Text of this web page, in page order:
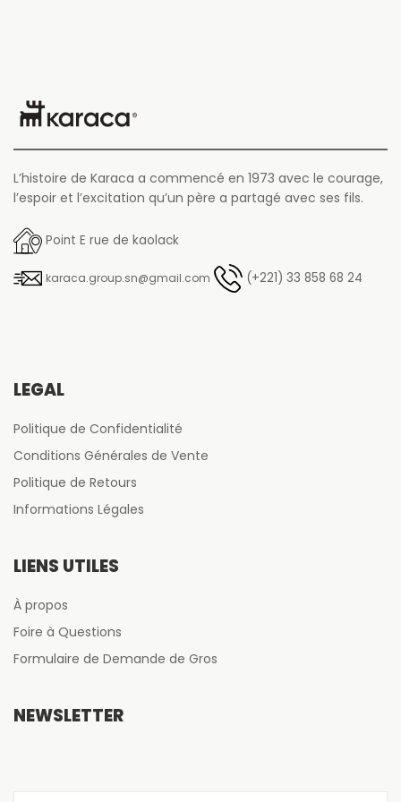
L’histoire de Karaca a commencé en 1973 avec le courage,
l’espoir et l’excitation qu’un père a partagé avec ses fils.
Point E rue de kaolack
karaca.group.sn@gmail.com (+221) 33 858 68 24
LÉGAL
Politique de Confidentialité
Conditions Générales de Vente
Politique de Retours
Informations Légales
LIENS UTILES
À propos
Foire à Questions
Formulaire de Demande de Gros
NEWSLETTER